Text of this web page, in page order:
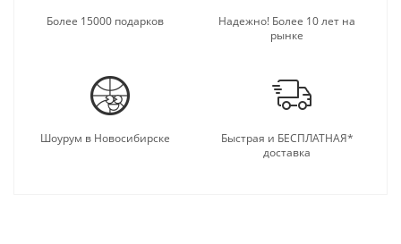
Более 15000 подарков
Надежно! Более 10 лет на
рынке
Шоурум в Новосибирске
Быстрая и БЕСПЛАТНАЯ*
доставка